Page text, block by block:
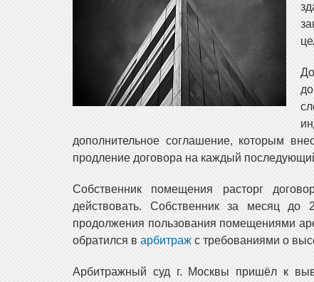
дополнительное соглашение, которым
продление договора на каждый
Собственник помещения расторг
действовать. Собственник за месяц до
продолжения пользования помещениями
обратился в арбитраж с требованиями о
Арбитражный суд г. Москвы пришёл к